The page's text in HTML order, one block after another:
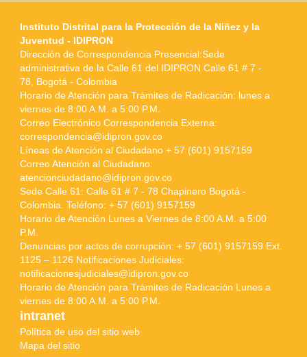
Instituto Distrital para la Protección de la Niñez y la
Juventud - IDIPRON
Dirección de Correspondencia Presencial:Sede
administrativa de la Calle 61 del IDIPRON Calle 61 # 7 -
78, Bogotá - Colombia
Horario de Atención para Trámites de Radicación: lunes a
viernes de 8:00 A.M. a 5:00 P.M.
Correo Electrónico Correspondencia Externa:
correspondencia@idipron.gov.co
Líneas de Atención al Ciudadano + 57 (601) 9157159
Correo Atención al Ciudadano:
atencionciudadano@idipron.gov.co
Sede Calle 61: Calle 61 # 7 - 78 Chapinero Bogotá -
Colombia. Teléfono: + 57 (601) 9157159
Horario de Atención Lunes a Viernes de 8:00 A.M. a 5:00
P.M.
Denuncias por actos de corrupción: + 57 (601) 9157159 Ext.
1125 – 1126 Notificaciones Judiciales:
notificacionesjudiciales@idipron.gov.co
Horario de Atención para Trámites de Radicación Lunes a
viernes de 8:00 A.M. a 5:00 P.M.
intranet
Política de uso del sitio web
Mapa del sitio